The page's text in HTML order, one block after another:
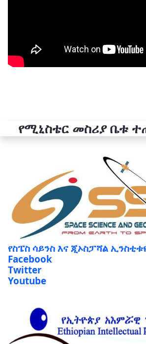
የሚኒስቴር መስሪያ ቤቱ
የስፔስ ሳይንስ እና ጂኦስፓሻል
Facebook
Twitter
Youtube